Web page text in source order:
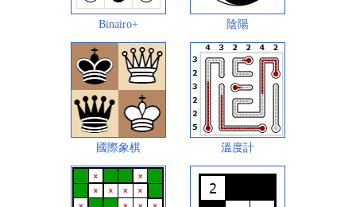
Binairo+ 陰陽
國際象棋 溫度計